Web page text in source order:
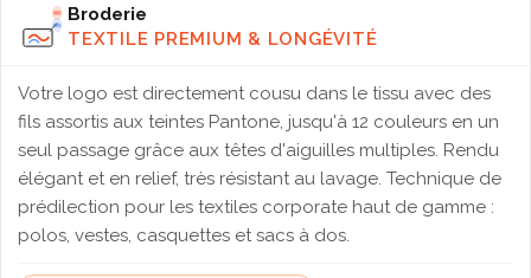
Broderie
TEXTILE PREMIUM & LONGÉVITÉ
Votre logo est directement cousu dans le tissu avec des
fils assortis aux teintes Pantone, jusqu'à 12 couleurs en un
seul passage grâce aux têtes d'aiguilles multiples. Rendu
élégant et en relief, très résistant au lavage. Technique de
prédilection pour les textiles corporate haut de gamme :
polos, vestes, casquettes et sacs à dos.